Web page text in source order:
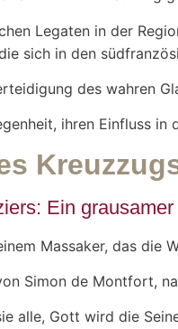
Legaten in der
sich in den
des wahren
ihren Einfluss
Ein
Massaker, das die
Simon de Montfort,
alle, Gott wird die